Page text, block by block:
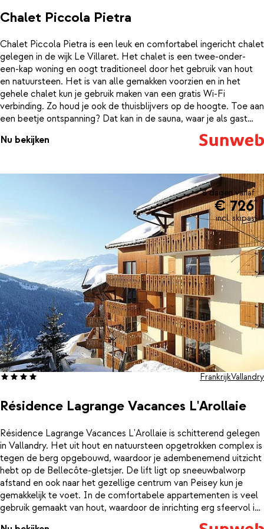
Chalet Piccola Pietra
Chalet Piccola Pietra is een leuk en comfortabel ingericht chalet
gelegen in de wijk Le Villaret. Het chalet is een twee-onder-
een-kap woning en oogt traditioneel door het gebruik van hout
en natuursteen. Het is van alle gemakken voorzien en in het
gehele chalet kun je gebruik maken van een gratis Wi-Fi
verbinding. Zo houd je ook de thuisblijvers op de hoogte. Toe aan
een beetje ontspanning? Dat kan in de sauna, waar je als gast
gratis gebruik van mag maken. Een verblijf in Piccola Pietra
betekent niet alleen geweldig skiën in een mooi gebied, maar
Nu bekijken
8 dagen vanaf
€ 726
incl. skipas
Résidence Lagrange Vacances L'Arollaie
FrankrijkVallandry
Résidence Lagrange Vacances L'Arollaie is schitterend gelegen
in Vallandry. Het uit hout en natuursteen opgetrokken complex is
tegen de berg opgebouwd, waardoor je adembenemend uitzicht
hebt op de Bellecôte-gletsjer. De lift ligt op sneeuwbalworp
afstand en ook naar het gezellige centrum van Peisey kun je
gemakkelijk te voet. In de comfortabele appartementen is veel
gebruik gemaakt van hout, waardoor de inrichting erg sfeervol is.
Kom je 's middags ietwat vermoeid terug bij de résidence, neem